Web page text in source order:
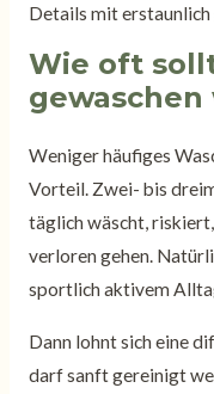
Details mit
Wie oft
gewaschen
Weniger häufiges
Vorteil. Zwei- bis
täglich wäscht,
verloren gehen.
sportlich aktivem
Dann lohnt sich eine
darf sanft gereinigt